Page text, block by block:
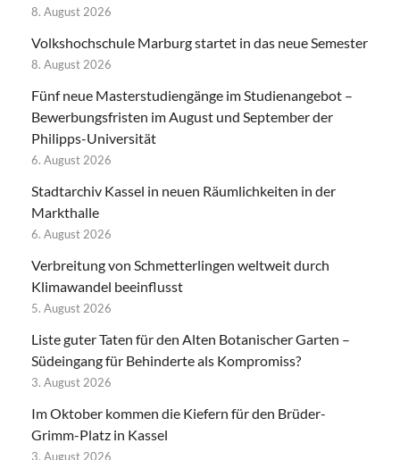
8. August 2026
Volkshochschule Marburg startet in das neue Semester
8. August 2026
Fünf neue Masterstudiengänge im Studienangebot –
Bewerbungsfristen im August und September der
Philipps-Universität
6. August 2026
Stadtarchiv Kassel in neuen Räumlichkeiten in der
Markthalle
6. August 2026
Verbreitung von Schmetterlingen weltweit durch
Klimawandel beeinflusst
5. August 2026
Liste guter Taten für den Alten Botanischer Garten –
Südeingang für Behinderte als Kompromiss?
3. August 2026
Im Oktober kommen die Kiefern für den Brüder-
Grimm-Platz in Kassel
3. August 2026